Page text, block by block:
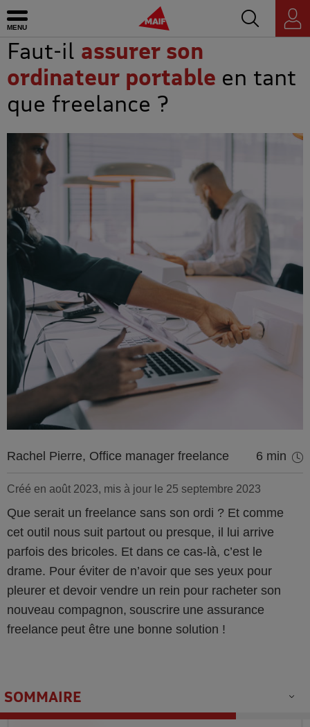
Ouvrir le menu MAIF - Allez à l'accueil de maif.fr
Accédez au
Espace
personnel
Faut-il assurer son
ordinateur portable en tant
que freelance ?
Rachel Pierre, Office manager freelance 6 min
Créé en août 2023, mis à jour le 25 septembre 2023
Que serait un freelance sans son ordi ? Et comme
cet outil nous suit partout ou presque, il lui arrive
parfois des bricoles. Et dans ce cas-là, c’est le
drame. Pour éviter de n’avoir que ses yeux pour
pleurer et devoir vendre un rein pour racheter son
nouveau compagnon, souscrire une assurance
freelance peut être une bonne solution !
SOMMAIRE